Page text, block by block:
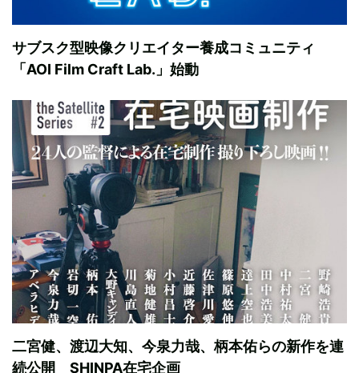
サブスク型映像クリエイター養成コミュニティ
「AOI Film Craft Lab.」始動
二宮健、渡辺大知、今泉力哉、柄本佑らの新作を連
続公開 SHINPA在宅企画